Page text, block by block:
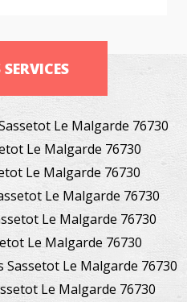
Le Malgarde 76730
Le Malgarde 76730
Le Malgarde 76730
Le Malgarde 76730
Le Malgarde 76730
Le Malgarde 76730
Le Malgarde 76730
Le Malgarde 76730